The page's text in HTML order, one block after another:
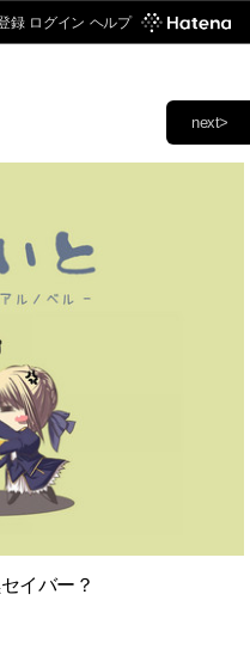
録 ログイン ヘルプ
next>
イバー？